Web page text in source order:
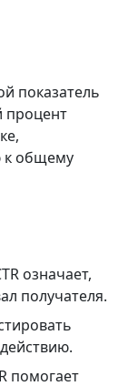
показатель
процент
к общему
означает,
получателя.
помогает